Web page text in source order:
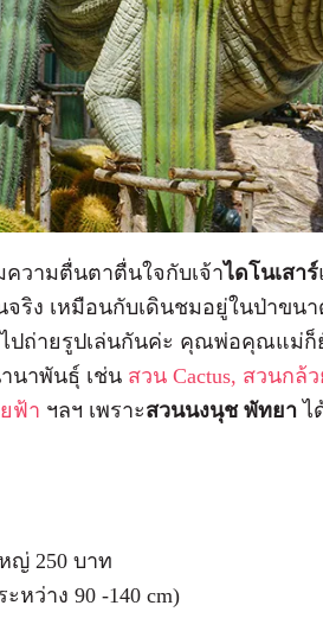
วามตื่นตาตื่นใจกับเจ้าไดโนเสาร์
ริง เหมือนกับเดินชมอยู่ในป่าขน
ปถ่ายรูปเล่นกันค่ะ คุณพ่อคุณแม่ก็
นาพันธุ์ เช่น สวน Cactus, สวนกล้
ฟ้า ฯลฯ เพราะสวนนงนุช พัทยา ไ
ญ่ 250 บาท
หว่าง 90 -140 cm)